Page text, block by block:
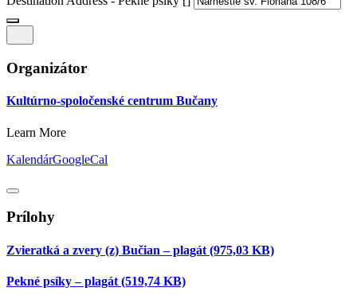
Organizátor
Kultúrno-spoločenské centrum Bučany
Learn More
KalendárGoogleCal
Prílohy
Zvieratká a zvery (z) Bučian – plagát (975,03 KB)
Pekné psíky – plagát (519,74 KB)